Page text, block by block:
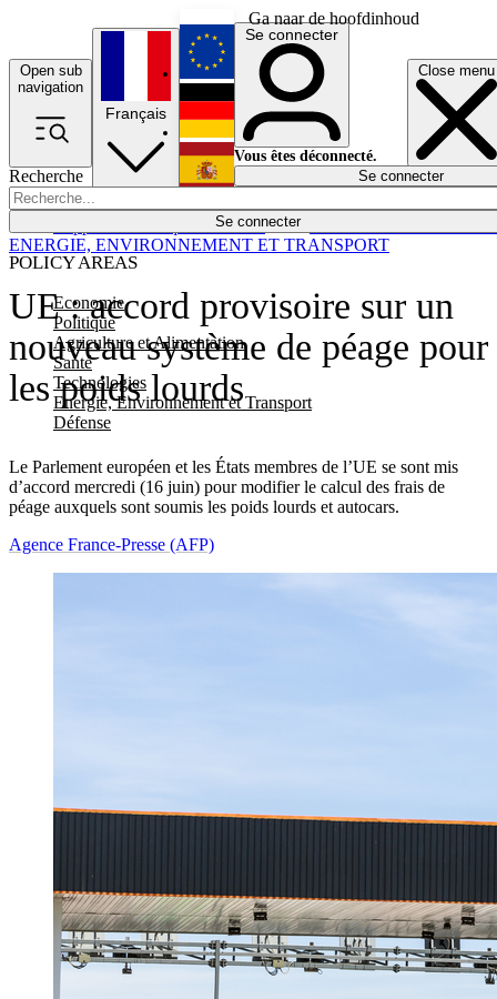
Ga naar de hoofdinhoud
Open sub
navigation
Close menu
Recherche
Se connecter
POLICY AREAS
Economie
Politique
Agriculture et Alimentation
Santé
Technologies
Energie, Environnement et Transport
Défense
Économie
Français
English
Deutsch
Español
Se connecter
Vous êtes déconnecté.
Se connecter
UE : accord provisoire sur un
nouveau système de péage pour
les poids lourds
Le Parlement européen et les États membres de l’UE se sont mis
d’accord mercredi (16 juin) pour modifier le calcul des frais de
péage auxquels sont soumis les poids lourds et autocars.
ENERGIE, ENVIRONNEMENT ET TRANSPORT
Agence France-Presse (AFP)